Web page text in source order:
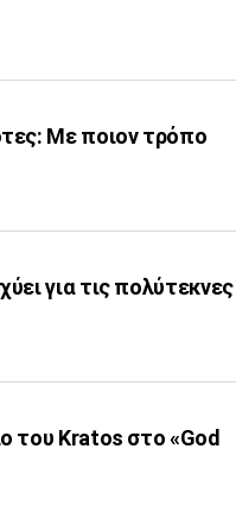
Με ποιον τρόπο
για τις πολύτεκνες
του Kratos στο «God